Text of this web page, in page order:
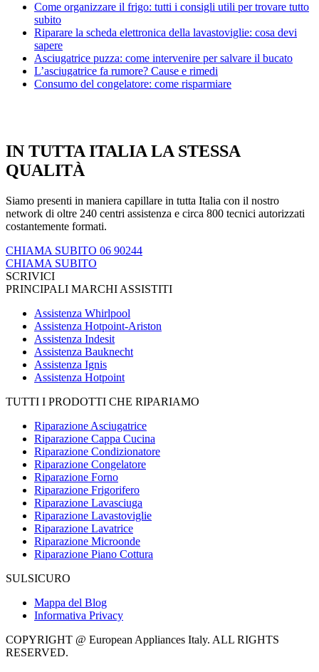
Come organizzare il frigo: tutti i consigli utili per trovare tutto
subito
Riparare la scheda elettronica della lavastoviglie: cosa devi
sapere
Asciugatrice puzza: come intervenire per salvare il bucato
L’asciugatrice fa rumore? Cause e rimedi
Consumo del congelatore: come risparmiare
IN TUTTA ITALIA LA STESSA
QUALITÀ
Siamo presenti in maniera capillare in tutta Italia con il nostro
network di oltre 240 centri assistenza e circa 800 tecnici autorizzati
costantemente formati.
CHIAMA SUBITO 06 90244
CHIAMA SUBITO
SCRIVICI
PRINCIPALI MARCHI ASSISTITI
Assistenza Whirlpool
Assistenza Hotpoint-Ariston
Assistenza Indesit
Assistenza Bauknecht
Assistenza Ignis
Assistenza Hotpoint
TUTTI I PRODOTTI CHE RIPARIAMO
Riparazione Asciugatrice
Riparazione Cappa Cucina
Riparazione Condizionatore
Riparazione Congelatore
Riparazione Forno
Riparazione Frigorifero
Riparazione Lavasciuga
Riparazione Lavastoviglie
Riparazione Lavatrice
Riparazione Microonde
Riparazione Piano Cottura
SULSICURO
Mappa del Blog
Informativa Privacy
COPYRIGHT @ European Appliances Italy. ALL RIGHTS
RESERVED.